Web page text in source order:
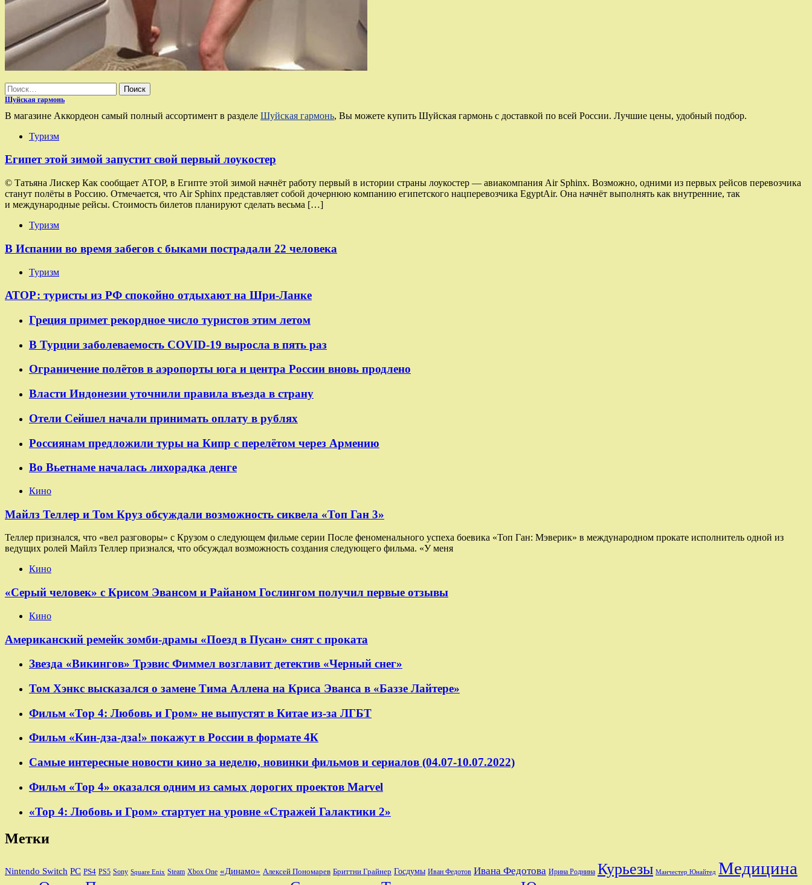
Найти:
Шуйская гармонь
В магазине Аккордеон самый полный ассортимент в разделе Шуйская гармонь, Вы можете купить Шуйская гармонь с доставкой по всей России. Лучшие цены, удобный подбор.
Туризм
Египет этой зимой запустит свой первый лоукостер
© Татьяна Лискер Как сообщает АТОР, в Египте этой зимой начнёт работу первый в истории страны лоукостер — авиакомпания Air Sphinx. Возможно, одними из первых рейсов перевозчика
станут полёты в Россию. Отмечается, что Air Sphinx представляет собой дочернюю компанию египетского нацперевозчика EgyptAir. Она начнёт выполнять как внутренние, так
и международные рейсы. Стоимость билетов планируют сделать весьма […]
Туризм
В Испании во время забегов с быками пострадали 22 человека
Туризм
АТОР: туристы из РФ спокойно отдыхают на Шри-Ланке
Греция примет рекордное число туристов этим летом
В Турции заболеваемость COVID-19 выросла в пять раз
Ограничение полётов в аэропорты юга и центра России вновь продлено
Власти Индонезии уточнили правила въезда в страну
Отели Сейшел начали принимать оплату в рублях
Россиянам предложили туры на Кипр с перелётом через Армению
Во Вьетнаме началась лихорадка денге
Кино
Майлз Теллер и Том Круз обсуждали возможность сиквела «Топ Ган 3»
Теллер признался, что «вел разговоры» с Крузом о следующем фильме серии После феноменального успеха боевика «Топ Ган: Мэверик» в международном прокате исполнитель одной из
ведущих ролей Майлз Теллер признался, что обсуждал возможность создания следующего фильма. «У меня
Кино
«Серый человек» с Крисом Эвансом и Райаном Гослингом получил первые отзывы
Кино
Американский ремейк зомби-драмы «Поезд в Пусан» снят с проката
Звезда «Викингов» Трэвис Фиммел возглавит детектив «Черный снег»
Том Хэнкс высказался о замене Тима Аллена на Криса Эванса в «Баззе Лайтере»
Фильм «Тор 4: Любовь и Гром» не выпустят в Китае из-за ЛГБТ
Фильм «Кин-дза-дза!» покажут в России в формате 4К
Самые интересные новости кино за неделю, новинки фильмов и сериалов (04.07-10.07.2022)
Фильм «Тор 4» оказался одним из самых дорогих проектов Marvel
«Тор 4: Любовь и Гром» стартует на уровне «Стражей Галактики 2»
Метки
Nintendo Switch PC PS4 PS5 Sony Square Enix Steam Xbox One «Динамо» Алексей Пономарев Бриттни Грайнер Госдумы Иван Федотов Ивана Федотова Ирина Роднина Курьезы Манчестер Юнайтед Медицина